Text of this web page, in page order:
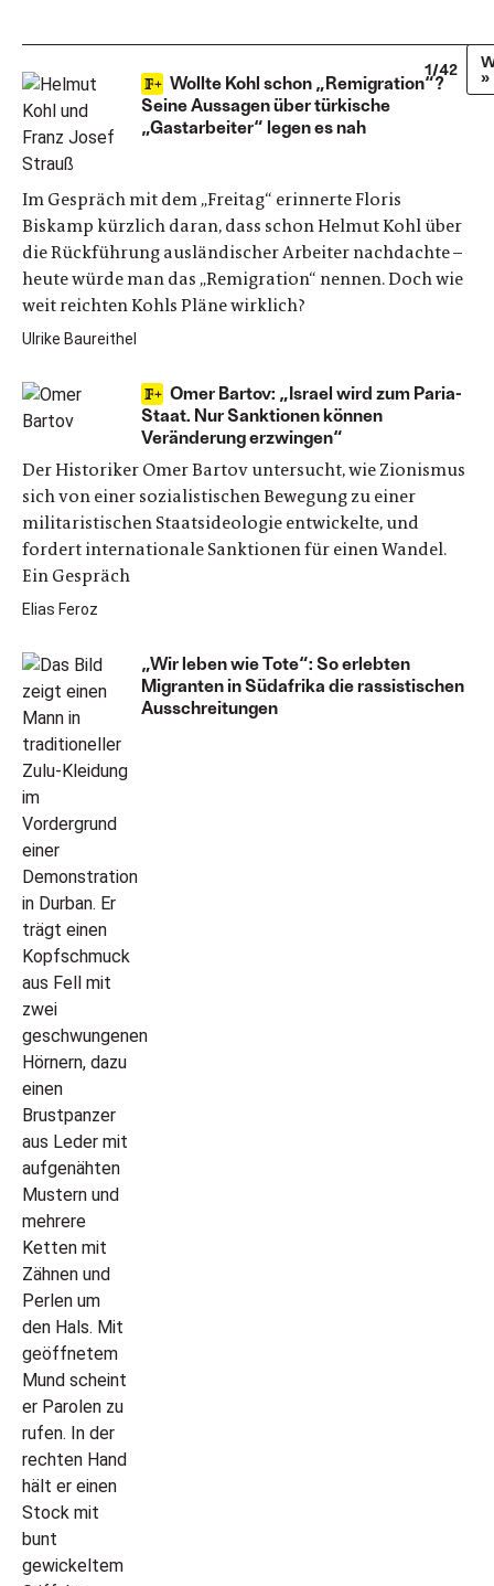
Wollte Kohl schon „Remigration“?
Seine Aussagen über türkische
„Gastarbeiter“ legen es nah
Im Gespräch mit dem „Freitag“ erinnerte Floris
Biskamp kürzlich daran, dass schon Helmut Kohl über
die Rückführung ausländischer Arbeiter nachdachte –
heute würde man das „Remigration“ nennen. Doch wie
weit reichten Kohls Pläne wirklich?
Ulrike Baureithel
Omer Bartov: „Israel wird zum Paria-
Staat. Nur Sanktionen können
Veränderung erzwingen“
Der Historiker Omer Bartov untersucht, wie Zionismus
sich von einer sozialistischen Bewegung zu einer
militaristischen Staatsideologie entwickelte, und
fordert internationale Sanktionen für einen Wandel.
Ein Gespräch
Elias Feroz
„Wir leben wie Tote“: So erlebten
Migranten in Südafrika die rassistischen
Ausschreitungen
1/42
»